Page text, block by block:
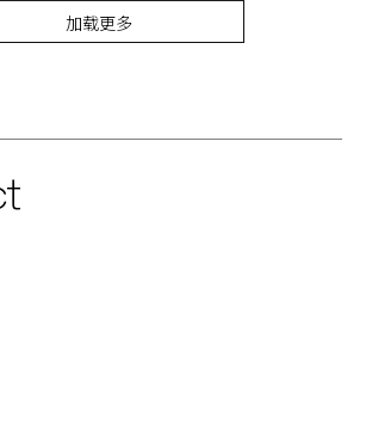
加载更多